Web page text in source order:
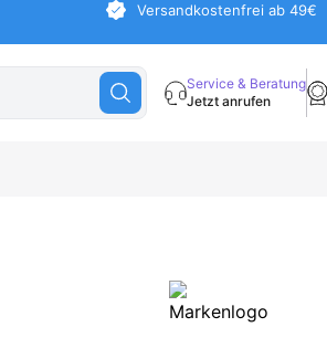
Versandkostenfrei ab 49€
Service & Beratung
Jetzt anrufen